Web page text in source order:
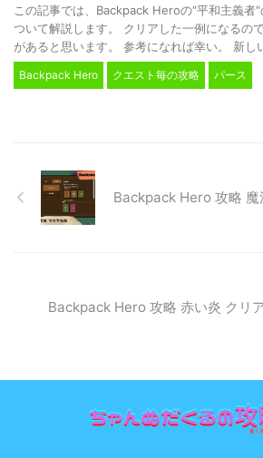
この記事では、Backpack Heroの"平和主義者
ついて解説します。 クリアした一例になるの
があると思います。 参考になれば幸い。 新し
Backpack Hero クエスト毎の攻略 パース
Backpack Hero 攻略 魔
Backpack Hero 攻略 赤い炎 クリ